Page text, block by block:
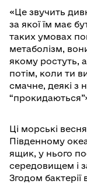
«Це звучить
за якої їм має
таких умовах
метаболізм,
якому ростуть,
потім, коли ти
смачне, деякі з
Ці морські
Південному
ящик, у нього
середовищем і
Згодом бактерії